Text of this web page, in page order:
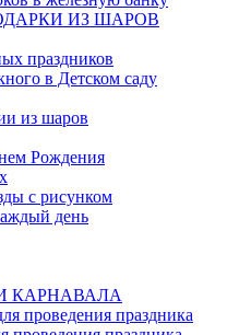
ИЗ ШАРОВ
праздников
в Детском саду
из шаров
Рождения
с рисунком
день
КАРНАВАЛА
проведения праздника